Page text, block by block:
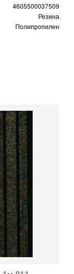
4605500037509
Резина
Полипропилен